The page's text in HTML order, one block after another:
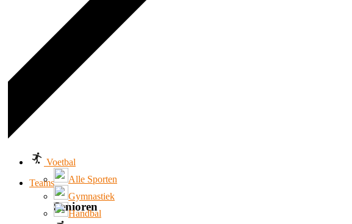
Voetbal
Alle Sporten
Gymnastiek
Handbal
Teams
Senioren